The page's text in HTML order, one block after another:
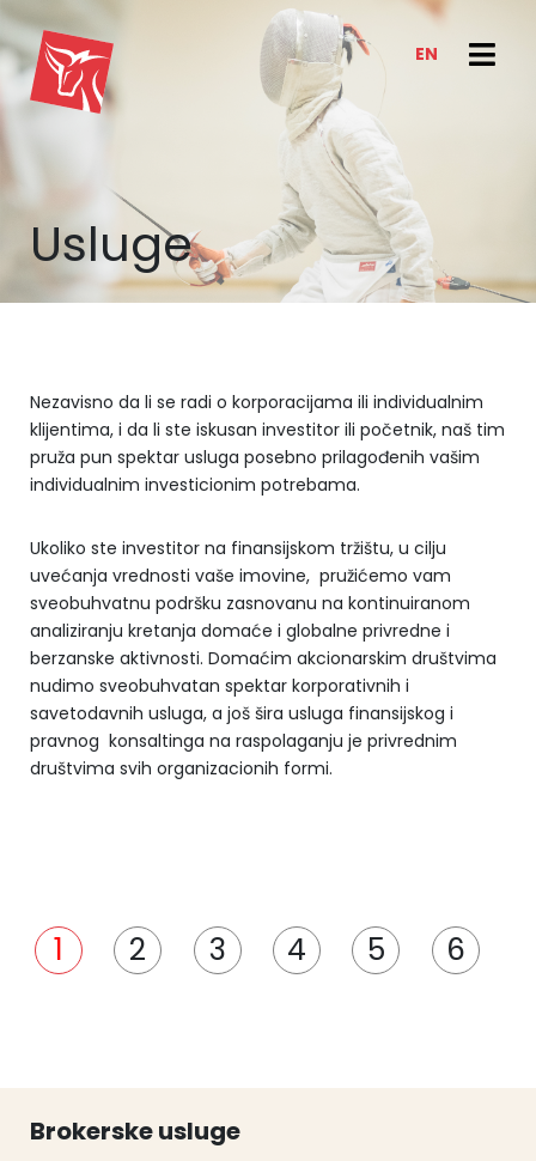
EN
BLOG
ANALIZE
E-CLIENT TRADER
O NAMA
O NAMA
KARIJERA
BAZA ZNANJA
Usluge
Nezavisno da li se radi o korporacijama ili individualnim
klijentima, i da li ste iskusan investitor ili početnik, naš tim
pruža pun spektar usluga posebno prilagođenih vašim
individualnim investicionim potrebama.
Ukoliko ste investitor na finansijskom tržištu, u cilju
uvećanja vrednosti vaše imovine, pružićemo vam
sveobuhvatnu podršku zasnovanu na kontinuiranom
analiziranju kretanja domaće i globalne privredne i
berzanske aktivnosti. Domaćim akcionarskim društvima
nudimo sveobuhvatan spektar korporativnih i
savetodavnih usluga, a još šira usluga finansijskog i
pravnog konsaltinga na raspolaganju je privrednim
društvima svih organizacionih formi.
1 2 3 4 5 6
Brokerske usluge